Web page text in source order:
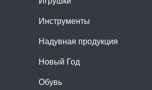
Инструменты
Надувная продукция
Новый Год
Обувь